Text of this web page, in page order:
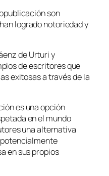
son
logrado notoriedad y
de Urturi y
de escritores que
exitosas a través de la
es una opción
en el mundo
una alternativa
en sus propios